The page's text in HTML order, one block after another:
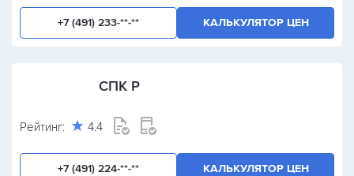
+7 (491) 233-**-** КАЛЬКУЛЯТОР ЦЕН
СПК Р
Рейтинг: 4.4
+7 (491) 224-**-** КАЛЬКУЛЯТОР ЦЕН